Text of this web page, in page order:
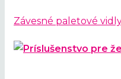
Závesné paletové